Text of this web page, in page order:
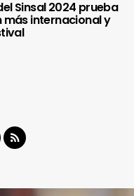
Sinsal 2024 prueba
más internacional y